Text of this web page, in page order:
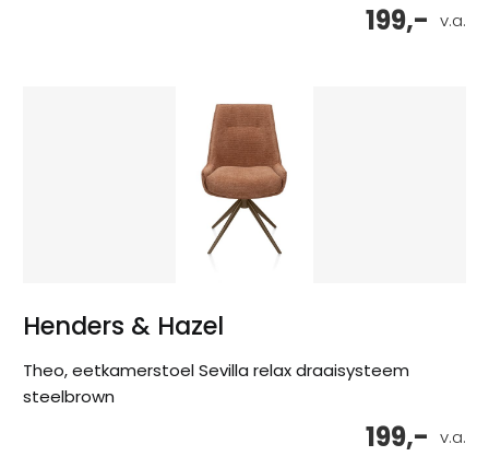
v.a.
199,-
Henders & Hazel
Theo, eetkamerstoel Sevilla relax draaisysteem
steelbrown
v.a.
199,-